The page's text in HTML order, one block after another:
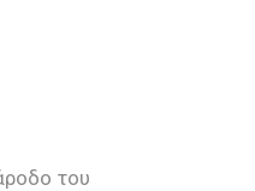
του